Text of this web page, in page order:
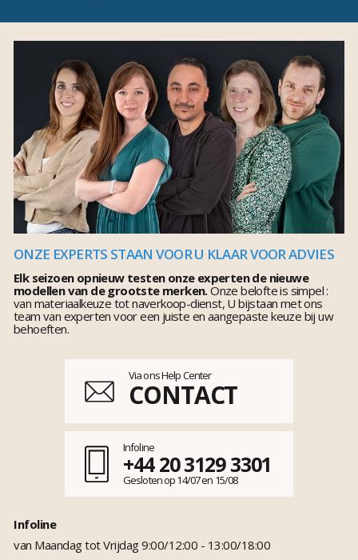
ONZE EXPERTS STAAN VOOR U KLAAR VOOR ADVIES
Elk seizoen opnieuw testen onze experten de nieuwe
modellen van de grootste merken.Onze belofte is simpel :
van materiaalkeuze tot naverkoop-dienst, U bijstaan met ons
team van experten voor een juiste en aangepaste keuze bij uw
behoeften.
Via ons Help Center
CONTACT
Infoline
+44 20 3129 3301
Gesloten op 14/07 en 15/08
Infoline
van Maandag tot Vrijdag 9:00/12:00 - 13:00/18:00